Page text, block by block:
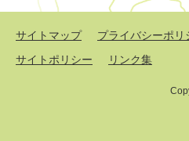
サイトマップ プライバシーポリ
サイトポリシー
リンク集